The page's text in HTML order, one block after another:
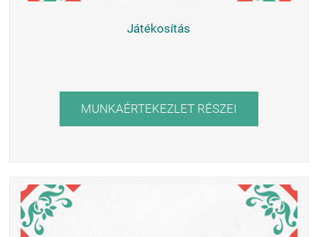
Játékosítás
MUNKAÉRTEKEZLET RÉSZEI